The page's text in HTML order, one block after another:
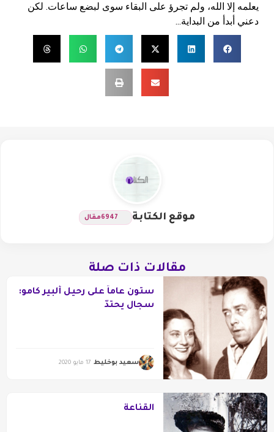
يعلمه إلا الله، ولم تجرؤ على البقاء سوى لبضع ساعات. لكن
دعني أبدأ من البداية...
موقع الكتابة 6947مقال
مقالات ذات صلة
ستون عاماً على رحيل ألبير كامو:
سجال يحتدّ
سعيد بوخليط 17 مايو 2020
القناعة